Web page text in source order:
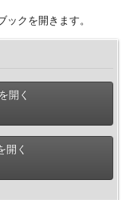
ックを開きます。
開く
開く